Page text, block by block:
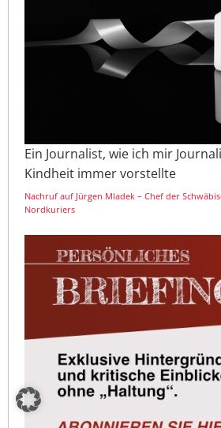
Ein Journalist, wie ich mir
Kindheit immer vorstellte
Nachruf auf Jürgen Mladek – Chef der
Nordkuriers